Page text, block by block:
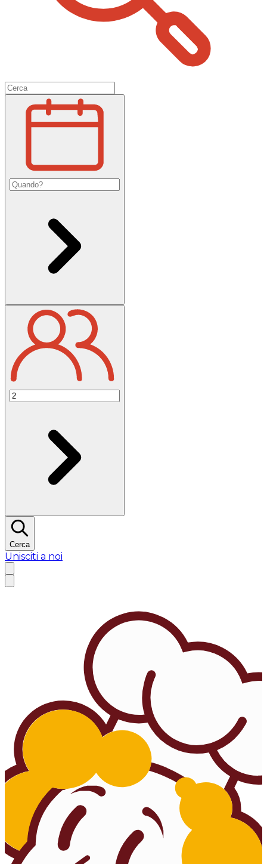
Cerca
Unisciti a noi